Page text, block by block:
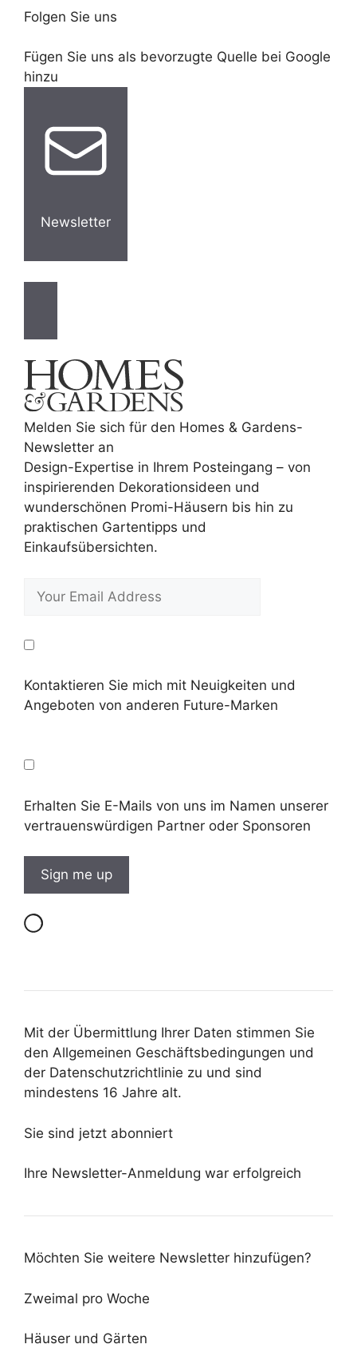
Folgen Sie uns
Fügen Sie uns als bevorzugte Quelle bei Google
hinzu
Newsletter
Melden Sie sich für den Homes & Gardens-
Newsletter an
Design-Expertise in Ihrem Posteingang – von
inspirierenden Dekorationsideen und
wunderschönen Promi-Häusern bis hin zu
praktischen Gartentipps und
Einkaufsübersichten.
Kontaktieren Sie mich mit Neuigkeiten und
Angeboten von anderen Future-Marken
Erhalten Sie E-Mails von uns im Namen unserer
vertrauenswürdigen Partner oder Sponsoren
Mit der Übermittlung Ihrer Daten stimmen Sie
den Allgemeinen Geschäftsbedingungen und
der Datenschutzrichtlinie zu und sind
mindestens 16 Jahre alt.
Sie sind jetzt abonniert
Ihre Newsletter-Anmeldung war erfolgreich
Möchten Sie weitere Newsletter hinzufügen?
Zweimal pro Woche
Häuser und Gärten